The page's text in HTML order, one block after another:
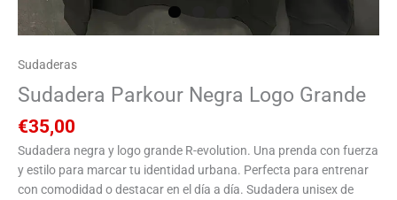
Sudaderas
Sudadera Parkour Negra Logo Grande
€35,00
Sudadera negra y logo grande R-evolution. Una prenda con fuerza
y estilo para marcar tu identidad urbana. Perfecta para entrenar
con comodidad o destacar en el día a día. Sudadera unisex de